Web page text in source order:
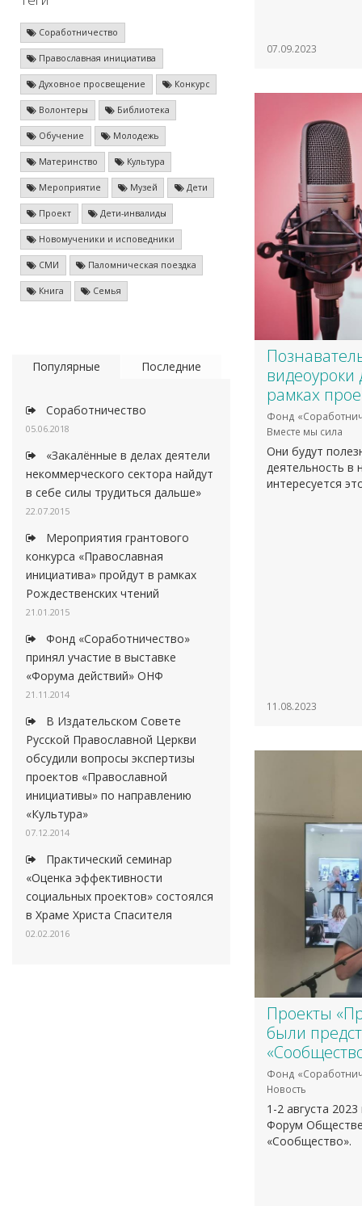
Соработничество
Православная инициатива
Духовное просвещение Конкурс
Волонтеры Библиотека
Обучение Молодежь
Материнство Культура
Мероприятие Музей Дети
Проект Дети-инвалиды
Новомученики и исповедники
СМИ Паломническая поездка
Книга Семья
Популярные Последние
Соработничество
05.06.2018
«Закалённые в делах деятели
некоммерческого сектора найдут
в себе силы трудиться дальше»
22.07.2015
Мероприятия грантового
конкурса «Православная
инициатива» пройдут в рамках
Рождественских чтений
21.01.2015
Фонд «Соработничество»
принял участие в выставке
«Форума действий» ОНФ
21.11.2014
В Издательском Совете
Русской Православной Церкви
обсудили вопросы экспертизы
проектов «Православной
инициативы» по направлению
«Культура»
07.12.2014
Практический семинар
«Оценка эффективности
социальных проектов» состоялся
в Храме Христа Спасителя
02.02.2016
07.09.2023
рамках
Фонд
Вместе мы сила
Они будут
деятельность в
интересуется
11.08.2023
​Проекты
были
Фонд
Новость
1-2 августа
Форум
«Сообщество».